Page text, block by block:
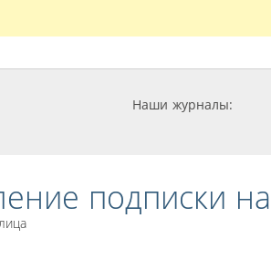
Наши журналы:
подписки